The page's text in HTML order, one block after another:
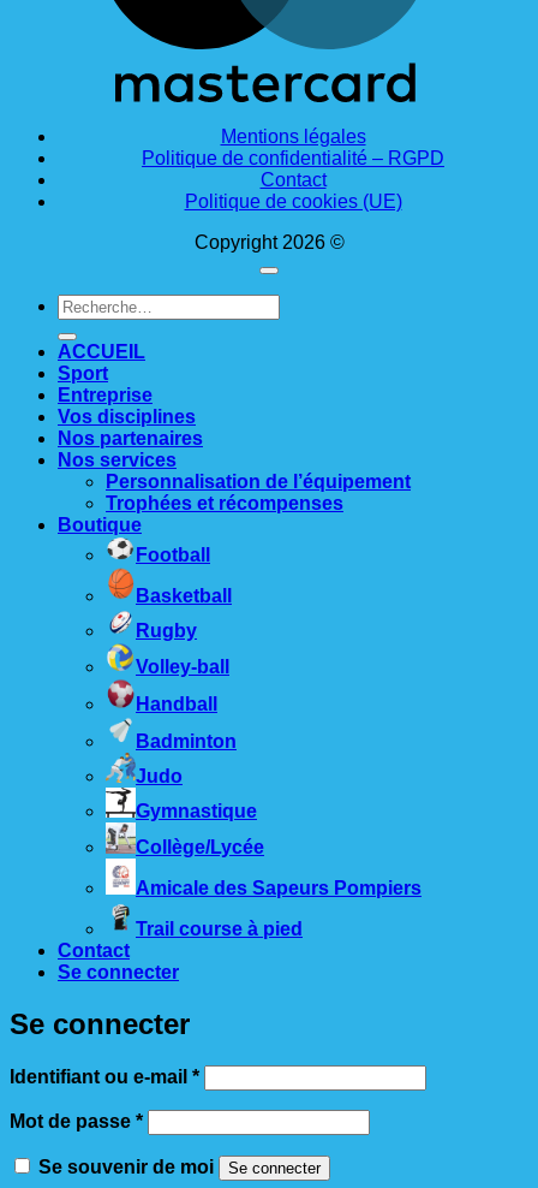
Mentions légales
Politique de confidentialité – RGPD
Contact
Politique de cookies (UE)
Copyright 2026 ©
Recherche
pour :
ACCUEIL
Sport
Entreprise
Vos disciplines
Nos partenaires
Nos services
Personnalisation de l’équipement
Trophées et récompenses
Boutique
Football
Basketball
Rugby
Volley-ball
Handball
Badminton
Judo
Gymnastique
Collège/Lycée
Amicale des Sapeurs Pompiers
Trail course à pied
Contact
Se connecter
Se connecter
Identifiant ou e-mail *Obligatoire
Mot de passe *Obligatoire
Se souvenir de moi Se connecter